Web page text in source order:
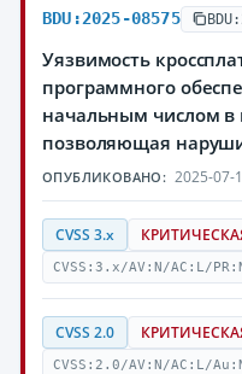
BDU:2025-08575
Уязвимость
программного
начальным числом в
позволяющая
ОПУБЛИКОВАНО: 2025-07-
CVSS 3.x
CVSS:3.x/AV:N/AC:L/
CVSS 2.0
CVSS:2.0/AV:N/AC:L/